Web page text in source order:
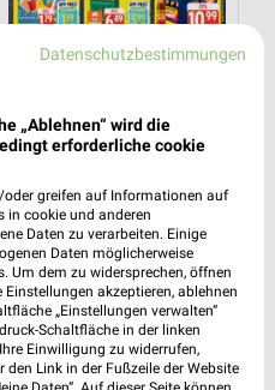
Noch heute gültig
Datenschutzbestimmungen
„Ablehnen“ wird die
erforderliche cookie
greifen auf Informationen auf
in cookie und anderen
Daten zu verarbeiten. Einige
Daten möglicherweise
Um dem zu widersprechen, öffnen
Einstellungen akzeptieren, ablehnen
„Einstellungen verwalten“
Schaltfläche in der linken
Einwilligung zu widerrufen,
den Link in der Fußzeile der Website